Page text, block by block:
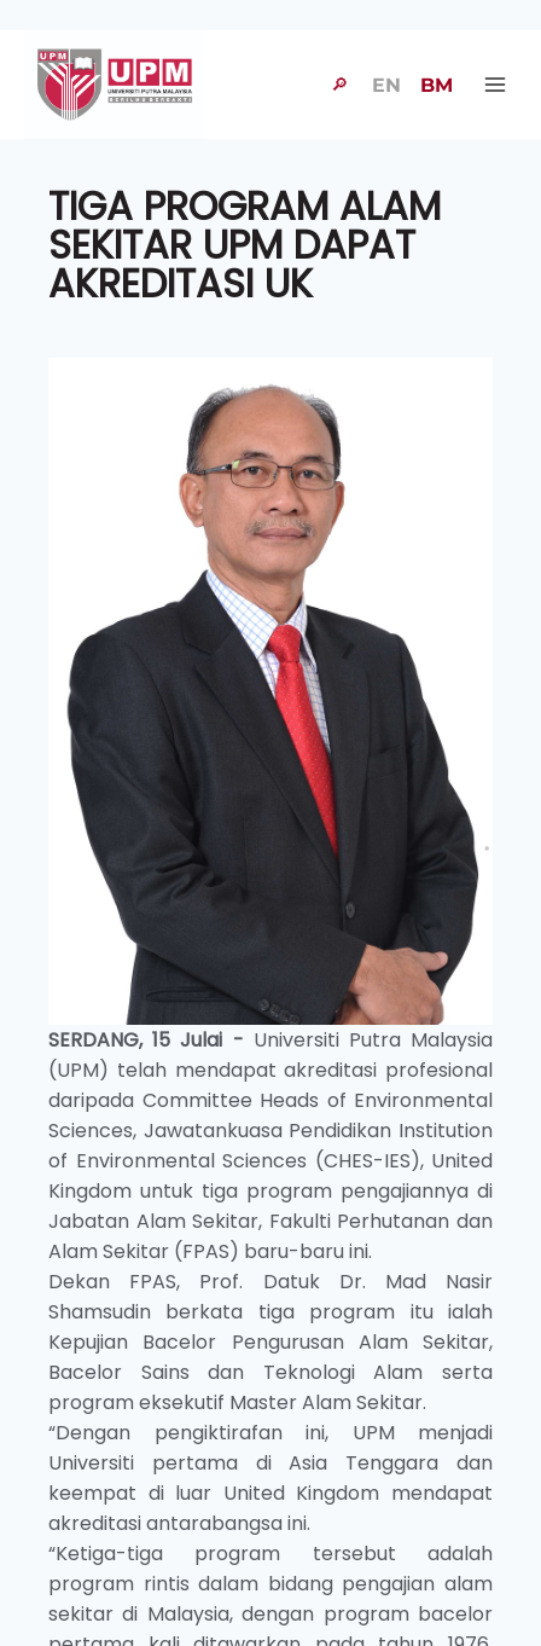
🔎 EN BM
TIGA PROGRAM ALAM
SEKITAR UPM DAPAT
AKREDITASI UK
SERDANG, 15 Julai - Universiti Putra Malaysia
(UPM) telah mendapat akreditasi profesional
daripada Committee Heads of Environmental
Sciences, Jawatankuasa Pendidikan Institution
of Environmental Sciences (CHES-IES), United
Kingdom untuk tiga program pengajiannya di
Jabatan Alam Sekitar, Fakulti Perhutanan dan
Alam Sekitar (FPAS) baru-baru ini.
Dekan FPAS, Prof. Datuk Dr. Mad Nasir
Shamsudin berkata tiga program itu ialah
Kepujian Bacelor Pengurusan Alam Sekitar,
Bacelor Sains dan Teknologi Alam serta
program eksekutif Master Alam Sekitar.
“Dengan pengiktirafan ini, UPM menjadi
Universiti pertama di Asia Tenggara dan
keempat di luar United Kingdom mendapat
akreditasi antarabangsa ini.
“Ketiga-tiga program tersebut adalah
program rintis dalam bidang pengajian alam
sekitar di Malaysia, dengan program bacelor